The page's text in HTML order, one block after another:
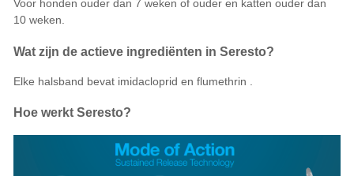
Voor honden ouder dan 7 weken of ouder en katten ouder dan
10 weken.
Wat zijn de actieve ingrediënten in Seresto?
Elke halsband bevat imidacloprid en flumethrin
Hoe werkt Seresto?